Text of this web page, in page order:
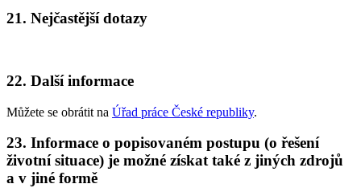
21. Nejčastější dotazy
22. Další informace
Můžete se obrátit na Úřad práce České republiky.
23. Informace o popisovaném postupu (o řešení
životní situace) je možné získat také z jiných zdrojů
a v jiné formě